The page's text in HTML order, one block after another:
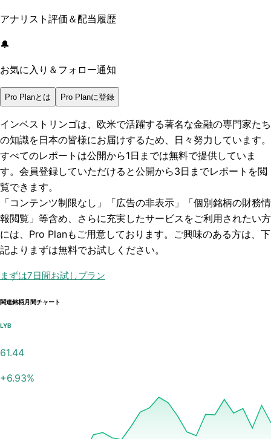
アナリスト評価＆配当履歴
🔔
お気に入り＆フォロー通知
Pro Planとは Pro Planに登録
インベストリンゴは、欧米で活躍する著名な金融の専門家たち
の知識を日本の皆様にお届けするため、日々努力しています。
すべてのレポートは公開から1日までは無料で提供していま
す。会員登録していただけると公開から3日までレポートを閲
覧できます。
「コンテンツ制限なし」「広告の非表示」「個別銘柄の財務情
報閲覧」 等含め、さらに充実したサービスをご利用されたい方
には、Pro Planもご用意しております。ご興味のある方は、下
記よりまずは無料でお試しください。
まずは7日間お試しプラン
関連銘柄月間チャート
LYB
61.44
+6.93%